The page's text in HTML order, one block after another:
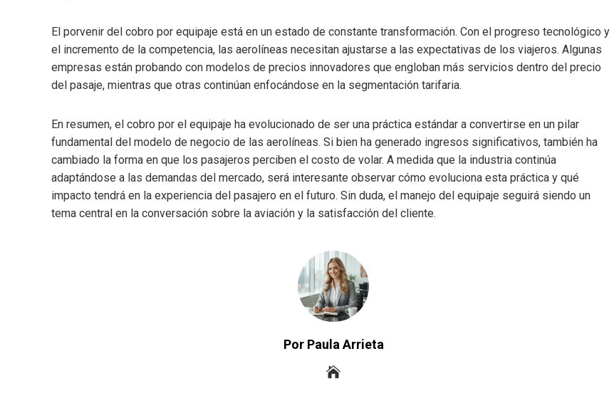
El porvenir del cobro por equipaje está en un estado de constante transformación. Con el progreso tecnológico y
el incremento de la competencia, las aerolíneas necesitan ajustarse a las expectativas de los viajeros. Algunas
empresas están probando con modelos de precios innovadores que engloban más servicios dentro del precio
del pasaje, mientras que otras continúan enfocándose en la segmentación tarifaria.
En resumen, el cobro por el equipaje ha evolucionado de ser una práctica estándar a convertirse en un pilar
fundamental del modelo de negocio de las aerolíneas. Si bien ha generado ingresos significativos, también ha
cambiado la forma en que los pasajeros perciben el costo de volar. A medida que la industria continúa
adaptándose a las demandas del mercado, será interesante observar cómo evoluciona esta práctica y qué
impacto tendrá en la experiencia del pasajero en el futuro. Sin duda, el manejo del equipaje seguirá siendo un
tema central en la conversación sobre la aviación y la satisfacción del cliente.
Por Paula Arrieta